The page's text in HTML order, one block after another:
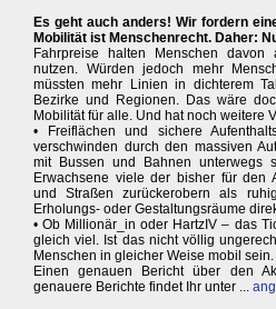
Es geht auch anders! Wir fordern
Mobilität ist Menschenrecht. Daher:
Fahrpreise halten Menschen
nutzen. Würden jedoch mehr
müssten mehr Linien in dichterem
Bezirke und Regionen. Das wäre
Mobilität für alle. Und hat noch weitere
• Freiflächen und sichere
verschwinden durch den massiven
mit Bussen und Bahnen unterwegs
Erwachsene viele der bisher für den
und Straßen zurückerobern als
Erholungs- oder Gestaltungsräume
• Ob Millionär_in oder HartzIV – das
gleich viel. Ist das nicht völlig
Menschen in gleicher Weise mobil sein.
Einen genauen Bericht über den
genauere Berichte findet Ihr unter ...